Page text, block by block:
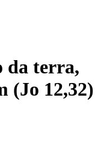
da terra,
(Jo 12,32)